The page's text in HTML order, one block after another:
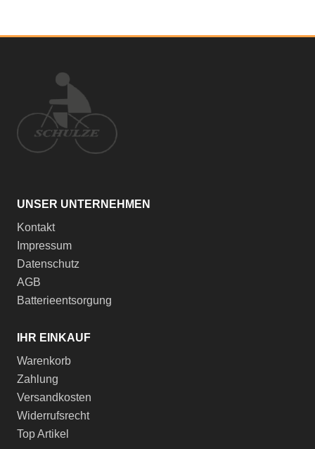
UNSER UNTERNEHMEN
Kontakt
Impressum
Datenschutz
AGB
Batterieentsorgung
IHR EINKAUF
Warenkorb
Zahlung
Versandkosten
Widerrufsrecht
Top Artikel